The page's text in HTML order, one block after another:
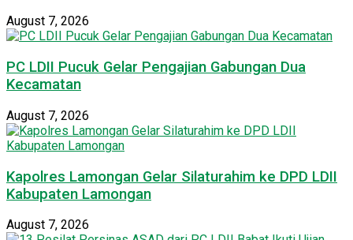
August 7, 2026
PC LDII Pucuk Gelar Pengajian Gabungan Dua
Kecamatan
August 7, 2026
Kapolres Lamongan Gelar Silaturahim ke DPD LDII
Kabupaten Lamongan
August 7, 2026